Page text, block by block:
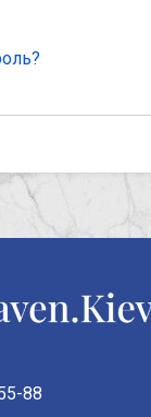
88